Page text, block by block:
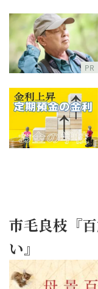
PR
市毛良枝『
い』